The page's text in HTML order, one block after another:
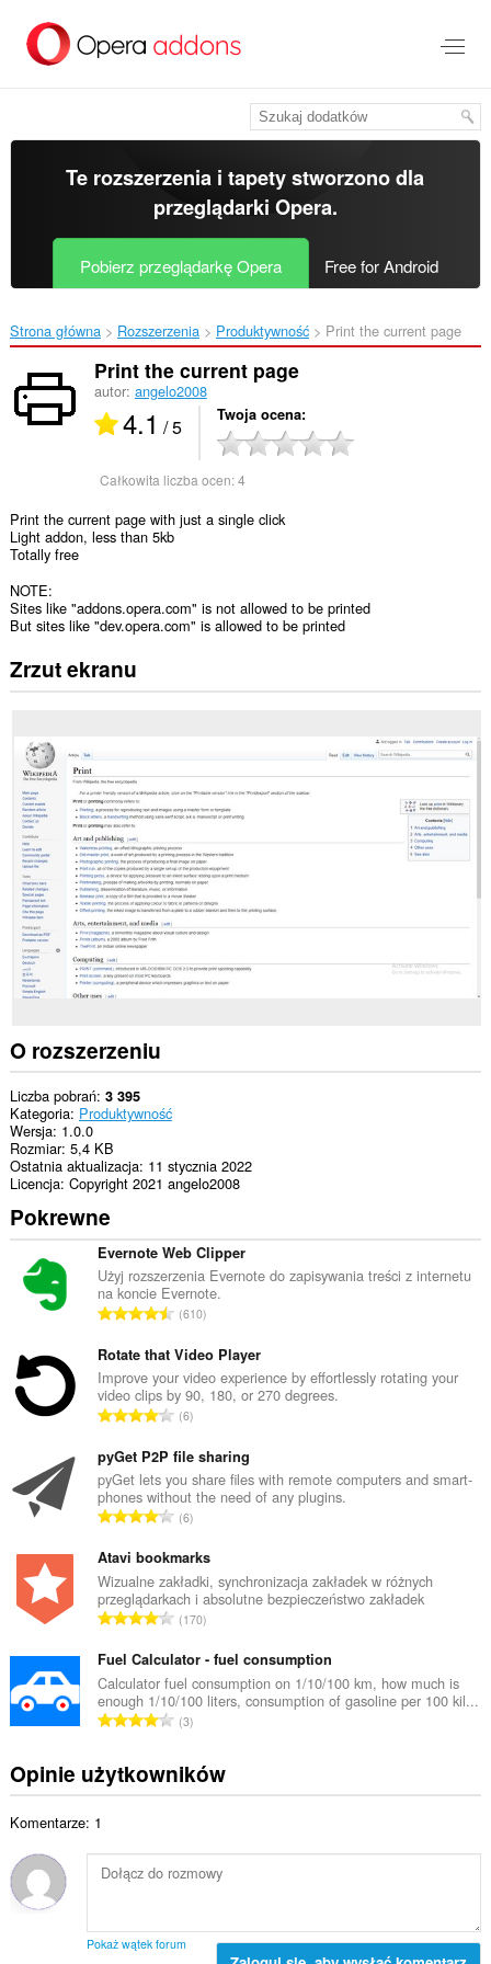
treści
Te rozszerzenia i tapety stworzono dla
przeglądarki Opera.
Pobierz przeglądarkę Opera Free for Android
Strona główna Rozszerzenia Produktywność Print the current page‎
Print the current page
autor: angelo2008
4.1 / 5 Twoja ocena
Całkowita liczba ocen:4
Print the current page with just a single click
Light addon, less than 5kb
Totally free
NOTE:
Sites like "addons.opera.com" is not allowed to be printed
But sites like "dev.opera.com" is allowed to be printed
Zrzut ekranu
O rozszerzeniu
Liczba pobrań 3 395
Kategoria Produktywność
Wersja 1.0.0
Rozmiar 5,4 KB
Ostatnia aktualizacja 11 stycznia 2022
Licencja Copyright 2021 angelo2008
Pokrewne
Evernote Web Clipper
Użyj rozszerzenia Evernote do zapisywania treści z internetu
na koncie Evernote.
C
ł
k
o
w
t
a
l
c
z
b
a
c
e
n
:
610
Rotate that Video Player
Improve your video experience by effortlessly rotating your
video clips by 90, 180, or 270 degrees.
C
ł
k
o
w
t
a
l
c
z
b
a
c
e
6
pyGet P2P file sharing
pyGet lets you share files with remote computers and smart-
phones without the need of any plugins.
C
ł
k
o
w
t
a
l
z
b
c
:
6
Atavi bookmarks
Wizualne zakładki, synchronizacja zakładek w różnych
przeglądarkach i absolutne bezpieczeństwo zakładek
C
ł
k
o
w
t
a
c
z
o
170
Fuel Calculator - fuel consumption
Calculator fuel consumption on 1/10/100 km, how much is
enough 1/10/100 liters, consumption of gasoline per 100 kil...
C
k
i
t
i
3
Opinie użytkowników
Komentarze: 1
Pokaż wątek forum